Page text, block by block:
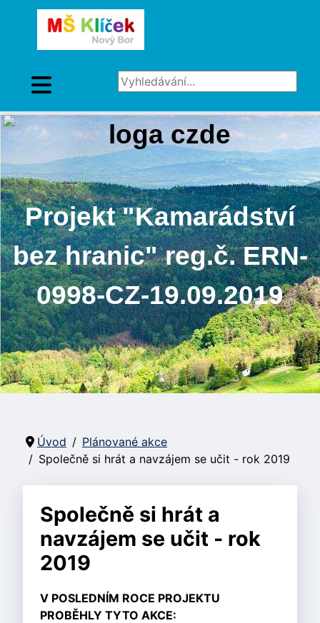
Vyhledávání...
Projekt "Kamarádství
bez hranic" reg.č. ERN-
0998-CZ-19.09.2019
Úvod
Plánované akce
Společně si hrát a navzájem se učit - rok 2019
Společně si hrát a
navzájem se učit - rok
2019
V POSLEDNÍM ROCE PROJEKTU
PROBĚHLY TYTO AKCE: